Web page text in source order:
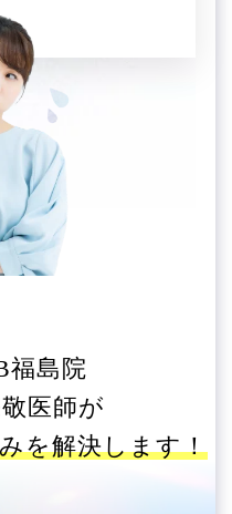
福島院
医師が
を解決します！